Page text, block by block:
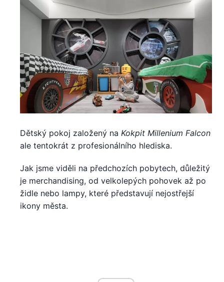
Dětský pokoj založený na Kokpit Millenium Falcon
ale tentokrát z profesionálního hlediska.
Jak jsme viděli na předchozích pobytech, důležitý
je merchandising, od velkolepých pohovek až po
židle nebo lampy, které představují nejostřejší
ikony města.